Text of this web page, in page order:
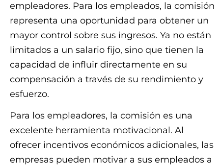
empleadores. Para los empleados, la comisión
representa una oportunidad para obtener un
mayor control sobre sus ingresos. Ya no están
limitados a un salario fijo, sino que tienen la
capacidad de influir directamente en su
compensación a través de su rendimiento y
esfuerzo.
Para los empleadores, la comisión es una
excelente herramienta motivacional. Al
ofrecer incentivos económicos adicionales, las
empresas pueden motivar a sus empleados a